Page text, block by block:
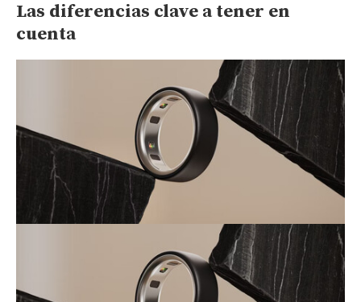
Las diferencias clave a tener en
cuenta